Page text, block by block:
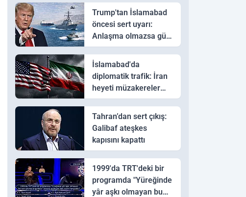
Trump'tan İslamabad
öncesi sert uyarı:
Anlaşma olmazsa güç
kullanırız
İslamabad'da
diplomatik trafik: İran
heyeti müzakereler
için Pakistan'a ulaştı
Tahran’dan sert çıkış:
Galibaf ateşkes
kapısını kapattı
1999'da TRT'deki bir
programda "Yüreğinde
yâr aşkı olmayan bu